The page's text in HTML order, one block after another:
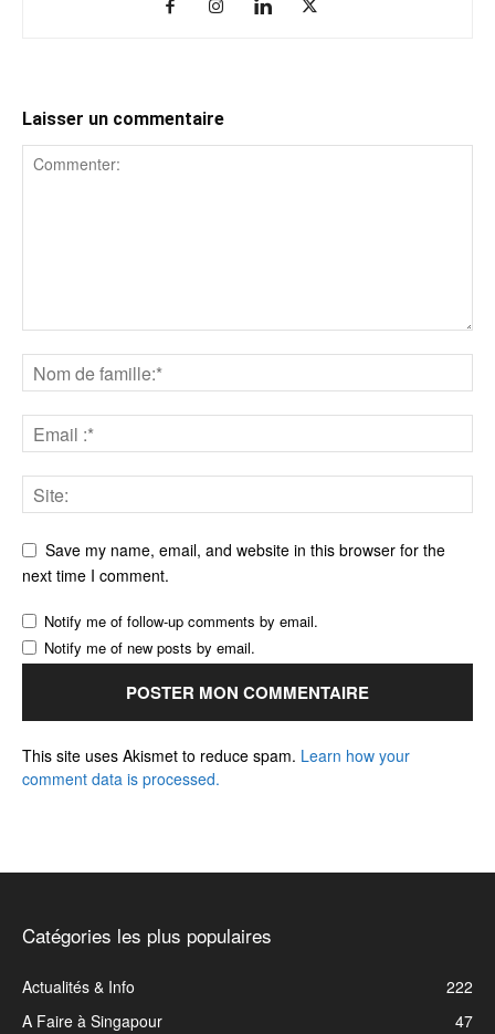
Laisser un commentaire
Save my name, email, and website in this browser for the
next time I comment.
Notify me of follow-up comments by email.
Notify me of new posts by email.
This site uses Akismet to reduce spam. Learn how your
comment data is processed.
Catégories les plus populaires
Actualités & Info
222
A Faire à Singapour
47